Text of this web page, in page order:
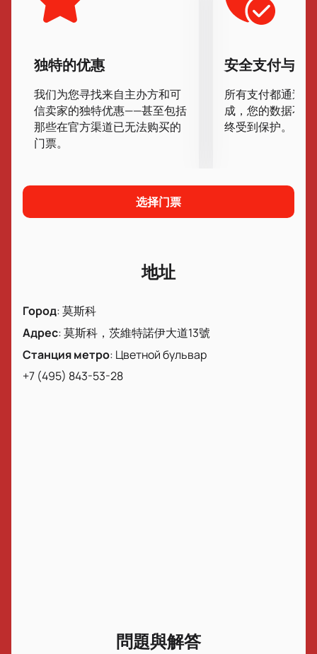
赫姐妹、小丑列昂尼德·恩吉巴羅夫、奧列格·波波夫以
及二重唱尼庫林和舒伊丁在其舞台上表演。藝術家們到
延續著輝煌的歷史，以新穎的節目、獨特的表演和創意
的表演方式帶給觀眾歡樂。
Tsvetnoy 大道上溫馨的馬戲團隨時準備著歡迎您，並
給您帶來最生動的情感、愉快的回憶和印象。
買話劇《十二個月》的門票
趕快買話劇《十二個月》的門票吧！過年期間，很多人
擇座位並付款，您的門票就會透過電子郵件發送給您。
独特的优惠
我们为您寻找来自主办方和可
信卖家的独特优惠——甚至包括
那些在官方渠道已无法购买的
门票。
安全支付与数
所有支付都通过
成，您的数据不
终受到保护。
选择门票
地址
Город:莫斯科
Адрес:莫斯科，茨維特諾伊大道13號
Станция метро: Цветной бульвар
+7 (495) 843-53-28
問題與解答